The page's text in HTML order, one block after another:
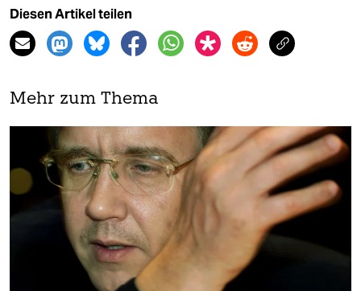
Diesen Artikel teilen
Mehr zum Thema